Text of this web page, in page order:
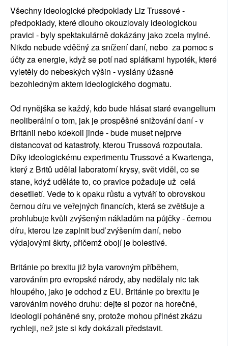
Všechny ideologické předpoklady Liz Trussové -
předpoklady, které dlouho okouzlovaly ideologickou
pravici - byly spektakulárně dokázány jako zcela mylné.
Nikdo nebude vděčný za snížení daní, nebo za pomoc s
účty za energie, když se potí nad splátkami hypoték, které
vyletěly do nebeských výšin - vyslány úžasně
bezohledným aktem ideologického dogmatu.
Od nynějška se každý, kdo bude hlásat staré evangelium
neoliberální o tom, jak je prospěšné snižování daní - v
Británii nebo kdekoli jinde - bude muset nejprve
distancovat od katastrofy, kterou Trussová rozpoutala.
Díky ideologickému experimentu Trussové a Kwartenga,
který z Britů udělal laboratorní krysy, svět viděl, co se
stane, když uděláte to, co pravice požaduje už celá
desetiletí. Vede to k opaku růstu a vytváří to obrovskou
černou díru ve veřejných financích, která se zvětšuje a
prohlubuje kvůli zvýšeným nákladům na půjčky - černou
díru, kterou lze zaplnit buď zvýšením daní, nebo
výdajovými škrty, přičemž obojí je bolestivé.
Británie po brexitu již byla varovným příběhem,
varováním pro evropské národy, aby nedělaly nic tak
hloupého, jako je odchod z EU. Británie po brexitu je
varováním nového druhu: dejte si pozor na horečné,
ideologií poháněné sny, protože mohou přinést zkázu
rychleji, než jste si kdy dokázali představit.